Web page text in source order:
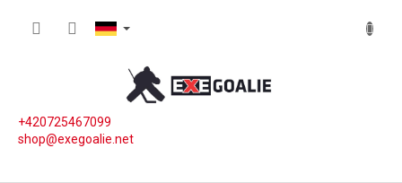
+420725467099
shop@exegoalie.net